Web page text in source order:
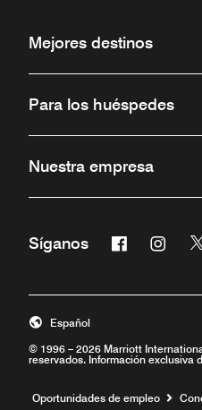
Mejores destinos
Para los huéspedes
Nuestra empresa
Síganos Facebook
Abre una
Abre
© 1996 – 2026 Marriott
reservados. Información exclusiva
Español
Oportunidades de empleo